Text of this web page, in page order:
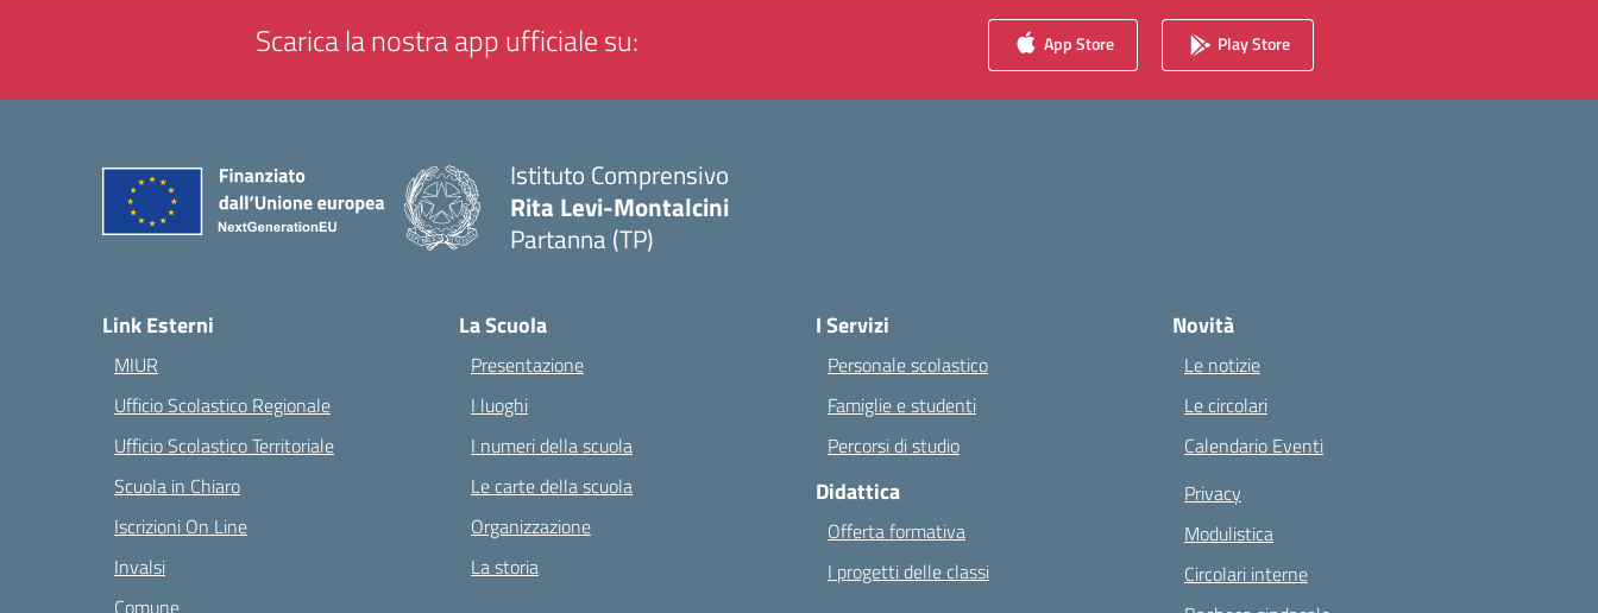
Scarica la nostra app ufficiale su: App Store Play Store
Istituto Comprensivo
Rita Levi-Montalcini
Partanna (TP)
Link Esterni
MIUR
Ufficio Scolastico Regionale
Ufficio Scolastico Territoriale
Scuola in Chiaro
Iscrizioni On Line
Invalsi
Comune
La Scuola
Presentazione
I luoghi
I numeri della scuola
Le carte della scuola
Organizzazione
La storia
I Servizi
Personale scolastico
Famiglie e studenti
Percorsi di studio
Didattica
Offerta formativa
I progetti delle classi
Novità
Le notizie
Le circolari
Calendario Eventi
Privacy
Modulistica
Circolari interne